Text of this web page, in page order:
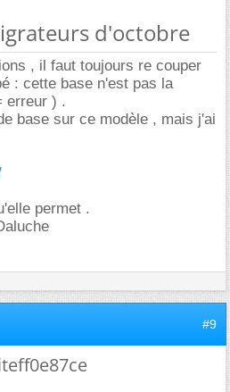
d'octobre
, il faut toujours re couper
: cette base n'est pas la
erreur ) .
base sur ce modèle , mais j'ai
permet .
#9